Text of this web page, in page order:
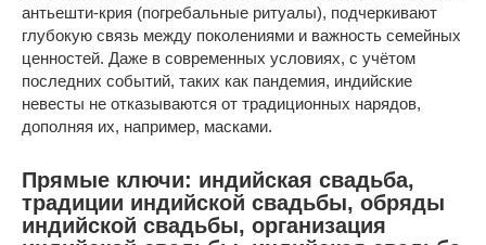
антьешти-крия (погребальные ритуалы), подчеркивают
глубокую связь между поколениями и важность семейных
ценностей. Даже в современных условиях, с учётом
последних событий, таких как пандемия, индийские
невесты не отказываются от традиционных нарядов,
дополняя их, например, масками.
Прямые ключи: индийская свадьба,
традиции индийской свадьбы, обряды
индийской свадьбы, организация